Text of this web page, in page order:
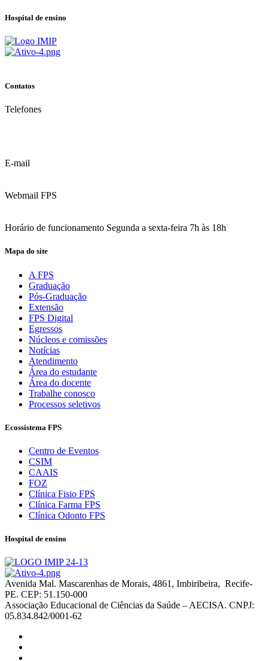
Hospital de ensino
Contatos
Telefones
E-mail
Webmail FPS
Horário de funcionamento Segunda a sexta-feira 7h às 18h
Mapa do site
A FPS
Graduação
Pós-Graduação
Extensão
FPS Digital
Egressos
Núcleos e comissões
Notícias
Atendimento
Área do estudante
Área do docente
Trabalhe conosco
Processos seletivos
Ecossistema FPS
Centro de Eventos
CSIM
CAAIS
FOZ
Clínica Fisio FPS
Clínica Farma FPS
Clínica Odonto FPS
Hospital de ensino
Avenida Mal. Mascarenhas de Morais, 4861, Imbiribeira, Recife-
PE. CEP: 51.150-000
Associação Educacional de Ciências da Saúde – AECISA. CNPJ:
05.834.842/0001-62